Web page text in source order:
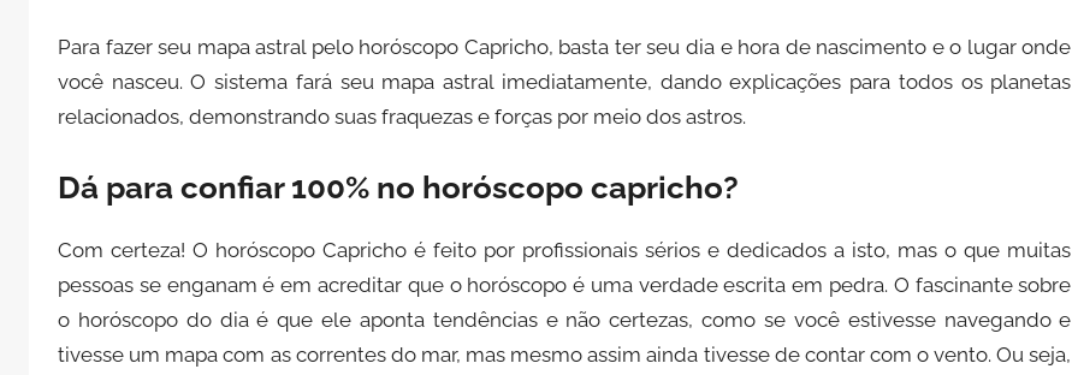
Para fazer seu mapa astral pelo horóscopo Capricho, basta ter seu dia e hora de nascimento e o lugar onde
você nasceu. O sistema fará seu mapa astral imediatamente, dando explicações para todos os planetas
relacionados, demonstrando suas fraquezas e forças por meio dos astros.
Dá para confiar 100% no horóscopo capricho?
Com certeza! O horóscopo Capricho é feito por profissionais sérios e dedicados a isto, mas o que muitas
pessoas se enganam é em acreditar que o horóscopo é uma verdade escrita em pedra. O fascinante sobre
o horóscopo do dia é que ele aponta tendências e não certezas, como se você estivesse navegando e
tivesse um mapa com as correntes do mar, mas mesmo assim ainda tivesse de contar com o vento. Ou seja,